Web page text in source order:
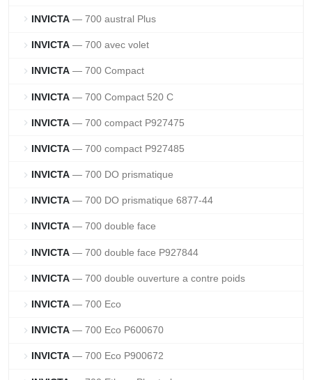
chevron_right INVICTA — 700 austral Plus
chevron_right INVICTA — 700 avec volet
chevron_right INVICTA — 700 Compact
chevron_right INVICTA — 700 Compact 520 C
chevron_right INVICTA — 700 compact P927475
chevron_right INVICTA — 700 compact P927485
chevron_right INVICTA — 700 DO prismatique
chevron_right INVICTA — 700 DO prismatique 6877-44
chevron_right INVICTA — 700 double face
chevron_right INVICTA — 700 double face P927844
chevron_right INVICTA — 700 double ouverture a contre poids
chevron_right INVICTA — 700 Eco
chevron_right INVICTA — 700 Eco P600670
chevron_right INVICTA — 700 Eco P900672